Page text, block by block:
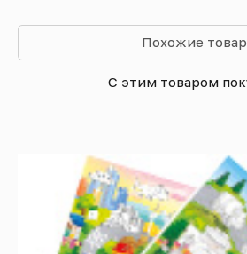
Похожие
С этим товаром